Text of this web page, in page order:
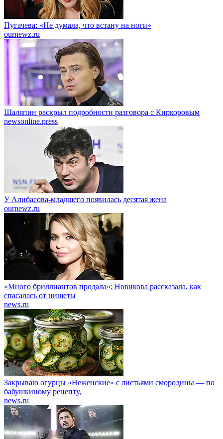
Пугачева: «Не думала, что встану на ноги»
ournewz.ru
Шаляпин раскрыл подробности разговора с Киркоровым
newsonline.press
У Алибасова-младшего появилась десятая жена
ournewz.ru
«Много бриллиантов продала»: Новикова рассказала, как
спасалась от нищеты
news.ru
Закрываю огурцы «Неженские» с листьями смородины — по
бабушкиному рецепту,
news.ru